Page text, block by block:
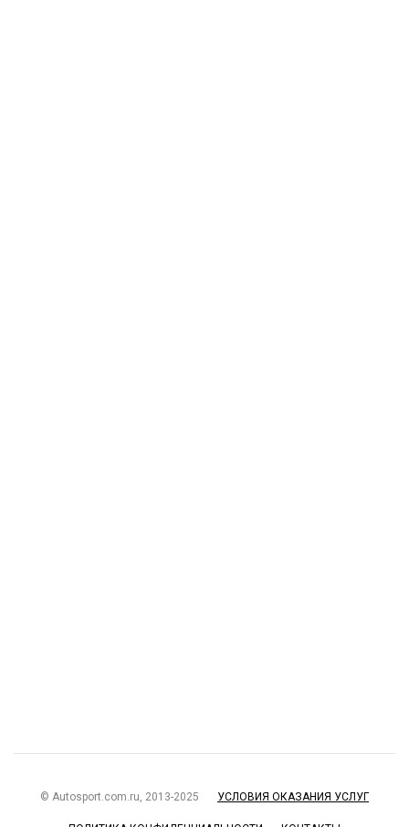
© Autosport.com.ru, 2013-2025 УСЛОВИЯ ОКАЗАНИЯ УСЛУГ